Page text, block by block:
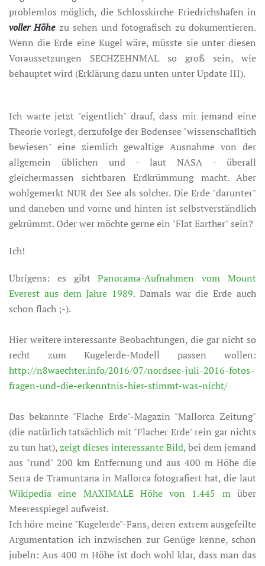
problemlos möglich, die Schlosskirche Friedrichshafen in
voller Höhezu sehen und fotografisch zu dokumentieren.
Wenn die Erde eine Kugel wäre, müsste sie unter diesen
Voraussetzungen SECHZEHNMAL so groß sein, wie
behauptet wird (Erklärung dazu unten unter Update III).
Ich warte jetzt "eigentlich" drauf, dass mir jemand eine
Theorie vorlegt, derzufolge der Bodensee "wissenschafltich
bewiesen" eine ziemlich gewaltige Ausnahme von der
allgemein üblichen und - laut NASA - überall
gleichermassen sichtbaren Erdkrümmung macht. Aber
wohlgemerkt NUR der See als solcher. Die Erde "darunter"
und daneben und vorne und hinten ist selbstverständlich
gekrümmt. Oder wer möchte gerne ein "Flat Earther" sein?
Ich!
Übrigens: es gibtPanorama-Aufnahmen vom Mount
Everest aus dem Jahre 1989. Damals war die Erde auch
schon flach ;-).
Hier weitere interessante Beobachtungen, die gar nicht so
recht zum Kugelerde-Modell passen wollen:
http://n8waechter.info/2016/07/nordsee-juli-2016-fotos-
fragen-und-die-erkenntnis-hier-stimmt-was-nicht/
Das bekannte "Flache Erde"-Magazin "Mallorca Zeitung"
(die natürlich tatsächlich mit "Flacher Erde" rein gar nichts
zu tun hat),zeigt dieses interessante Bild, bei dem jemand
aus "rund" 200 km Entfernung und aus 400 m Höhe die
Serra de Tramuntana in Mallorca fotografiert hat, die laut
Wikipedia eine MAXIMALE Höhe von 1.445 müber
Meeresspiegel aufweist.
Ich höre meine "Kugelerde"-Fans, deren extrem ausgefeilte
Argumentation ich inzwischen zur Genüge kenne, schon
jubeln: Aus 400 m Höhe ist doch wohl klar, dass man das